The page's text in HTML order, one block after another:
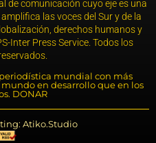
de comunicación cuyo eje es una
las voces del Sur y de la
derechos humanos y
Inter Press Service. Todos los
mundial con más
en desarrollo que en los
DONAR
Atiko.Studio